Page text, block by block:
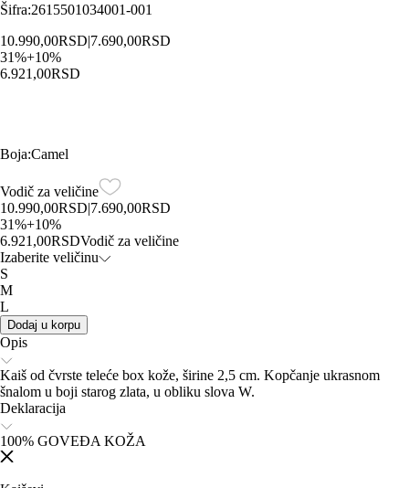
Šifra:2615501034001-001
10.990,00RSD|7.690,00RSD
31%+10%
6.921,00RSD
Boja:Camel
Vodič za veličine
10.990,00RSD|7.690,00RSD
31%+10%
6.921,00RSDVodič za veličine
Izaberite veličinu
S
M
L
Dodaj u korpu
Opis
Kaiš od čvrste teleće box kože, širine 2,5 cm. Kopčanje ukrasnom
šnalom u boji starog zlata, u obliku slova W.
Deklaracija
100% GOVEĐA KOŽA